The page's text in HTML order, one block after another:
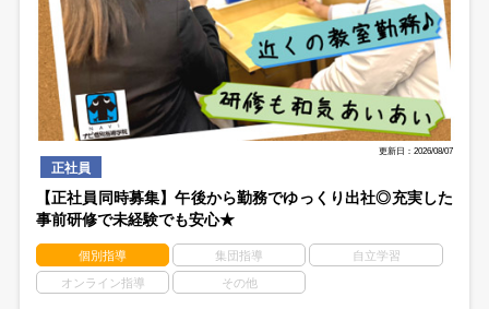
更新日：2026/08/07
正社員
【正社員同時募集】午後から勤務でゆっくり出社◎充実した
事前研修で未経験でも安心★
個別指導 集団指導 自立学習
オンライン指導 その他